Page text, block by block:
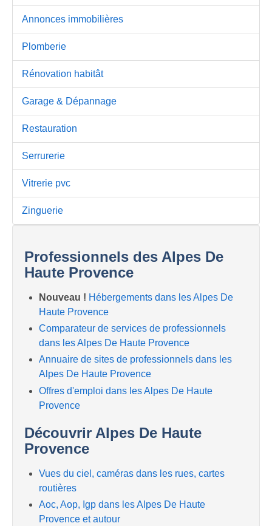
Annonces immobilières
Plomberie
Rénovation habitât
Garage & Dépannage
Restauration
Serrurerie
Vitrerie pvc
Zinguerie
Professionnels des Alpes De
Haute Provence
Nouveau ! Hébergements dans les Alpes De
Haute Provence
Comparateur de services de professionnels
dans les Alpes De Haute Provence
Annuaire de sites de professionnels dans les
Alpes De Haute Provence
Offres d'emploi dans les Alpes De Haute
Provence
Découvrir Alpes De Haute
Provence
Vues du ciel, caméras dans les rues, cartes
routières
Aoc, Aop, Igp dans les Alpes De Haute
Provence et autour